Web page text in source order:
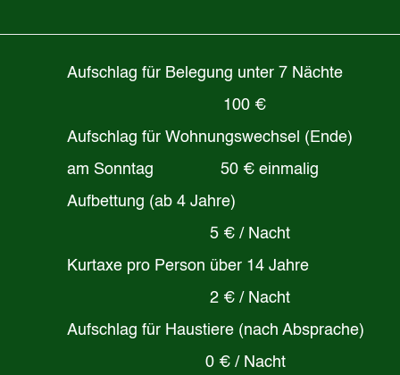
Aufschlag für Belegung unter 7 Nächte
100 €
Aufschlag für Wohnungswechsel (Ende)
am Sonntag 50 € einmalig
Aufbettung (ab 4 Jahre)
5 € / Nacht
Kurtaxe pro Person über 14 Jahre
2 € / Nacht
Aufschlag für Haustiere (nach Absprache)
0 € / Nacht